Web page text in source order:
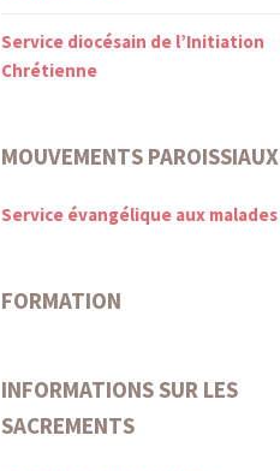
Service diocésain de l’Initiation
Chrétienne
MOUVEMENTS PAROISSIAUX
Service évangélique aux malades
FORMATION
INFORMATIONS SUR LES
SACREMENTS